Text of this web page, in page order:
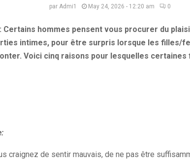
par Admi1 May 24, 2026 - 12:20 am 0
Certains hommes pensent vous procurer du
intimes, pour être surpris lorsque les filles/
Voici cinq raisons pour lesquelles certaines
craignez de sentir mauvais, de ne pas être